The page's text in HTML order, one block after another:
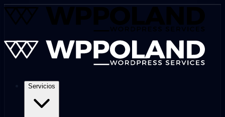
Servicios